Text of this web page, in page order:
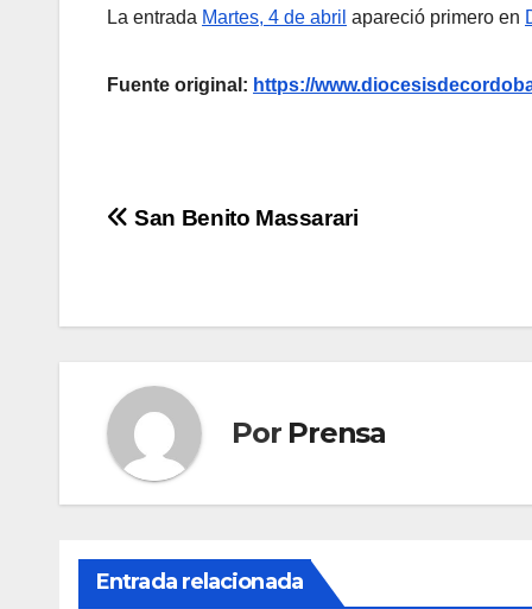
La entrada Martes, 4 de abril apareció primero en
Fuente original: https://
Navegación
entradas
San Benito Massarari
Por Prensa
Entrada relacionada